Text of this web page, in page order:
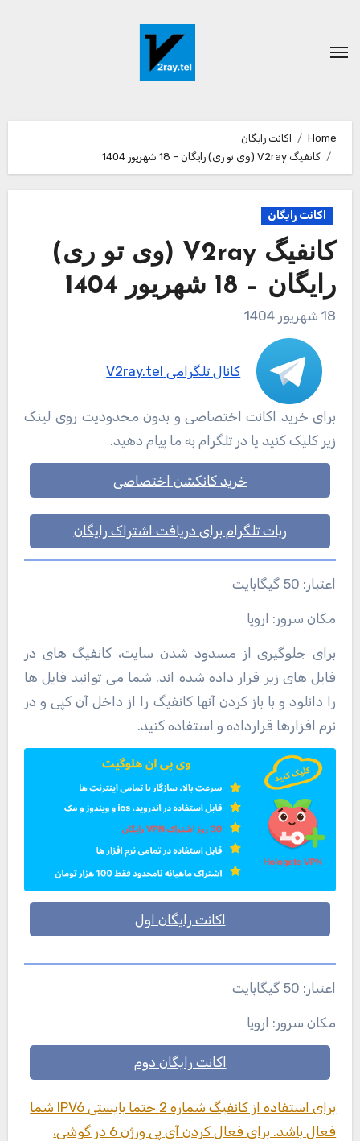
content
Home
اکانت رایگان
کانفیگ V2ray (وی تو ری) رایگان – 18 شهریور 1404
اکانت رایگان
کانفیگ V2ray (وی تو ری)
رایگان – 18 شهریور 1404
18 شهریور 1404
کانال تلگرامی V2ray.tel
برای خرید اکانت اختصاصی و بدون محدودیت روی لینک
زیر کلیک کنید یا در تلگرام به ما پیام دهید.
خرید کانکشن اختصاصی
ربات تلگرام برای دریافت اشتراک رایگان
اعتبار: 50 گیگابایت
مکان سرور: اروپا
برای جلوگیری از مسدود شدن سایت، کانفیگ های در
فایل های زیر قرار داده شده اند. شما می توانید فایل ها
را دانلود و با باز کردن آنها کانفیگ را از داخل آن کپی و در
نرم افزارها قرارداده و استفاده کنید.
اکانت رایگان اول
اعتبار: 50 گیگابایت
مکان سرور: اروپا
اکانت رایگان دوم
برای استفاده از کانفیگ شماره 2 حتما بایستی IPV6 شما
فعال باشد. برای فعال کردن آی پی ورژن 6 در گوشی،